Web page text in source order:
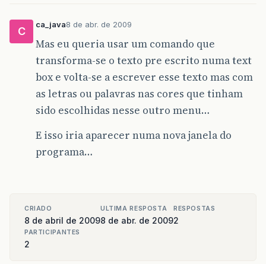
C
ca_java8 de abr. de 2009
Mas eu queria usar um comando que
transforma-se o texto pre escrito numa text
box e volta-se a escrever esse texto mas com
as letras ou palavras nas cores que tinham
sido escolhidas nesse outro menu…
E isso iria aparecer numa nova janela do
programa…
CRIADO
8 de abril de 2009
ULTIMA RESPOSTA
8 de abr. de 2009
RESPOSTAS
2
PARTICIPANTES
2